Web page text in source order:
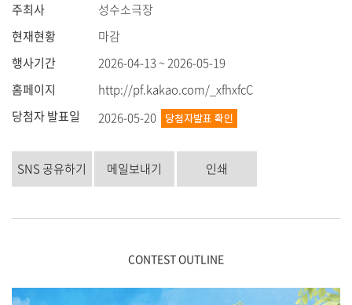
주최사
성수소극장
현재현황
마감
행사기간
2026-04-13 ~ 2026-05-19
홈페이지
http://pf.kakao.com/_xfhxfcC
당첨자 발표일
2026-05-20
SNS 공유하기 메일보내기 인쇄
CONTEST OUTLINE